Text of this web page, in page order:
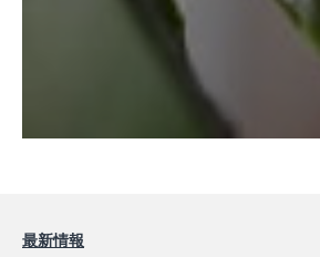
最新情報